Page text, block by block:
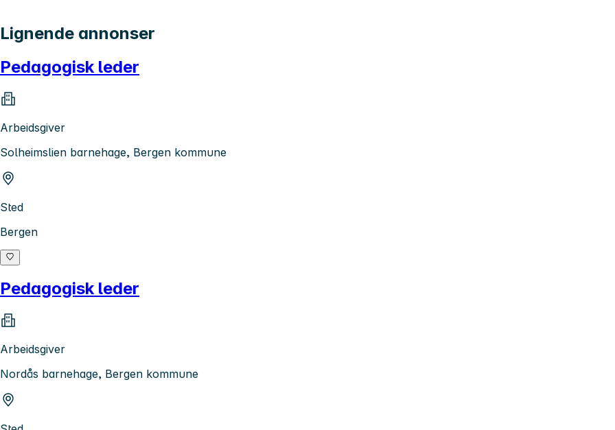
Lignende annonser
Pedagogisk leder
Arbeidsgiver
Solheimslien barnehage, Bergen kommune
Sted
Bergen
Pedagogisk leder
Arbeidsgiver
Nordås barnehage, Bergen kommune